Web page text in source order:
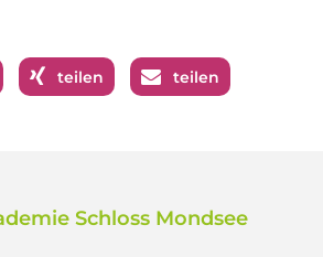
teilen teilen
Schloss Mondsee